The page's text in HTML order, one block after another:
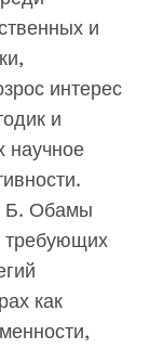
и
интерес
и
научное
Б. Обамы
требующих
как